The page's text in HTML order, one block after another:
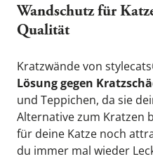
Wandschutz für
Qualität
Lösung gegen
und Teppichen, da sie
Alternative zum Kratzen
für deine Katze noch
du immer mal wieder